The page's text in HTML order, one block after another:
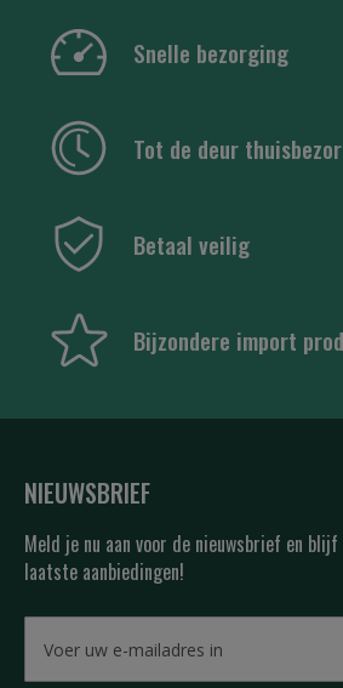
Snelle bezorging
Tot de deur
Betaal veilig
Bijzondere import
NIEUWSBRIEF
Meld je nu aan voor de nieuwsbrief en
laatste aanbiedingen!